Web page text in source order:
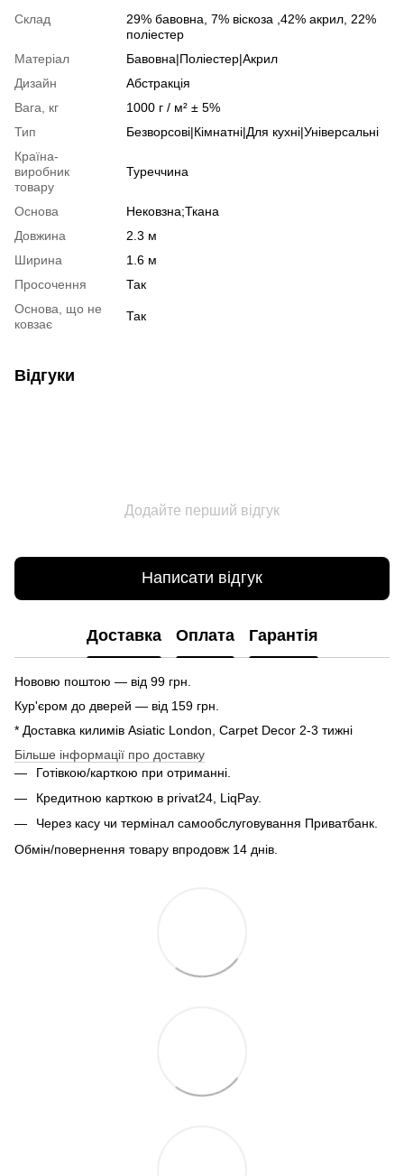
Склад
29% бавовна, 7% віскоза ,42% акрил, 22%
поліестер
Матеріал
Бавовна|Поліестер|Акрил
Дизайн
Абстракція
Вага, кг
1000 г / м² ± 5%
Тип
Безворсові|Кімнатні|Для кухні|Універсальні
Країна-
виробник
товару
Туреччина
Основа
Нековзна;Ткана
Довжина
2.3 м
Ширина
1.6 м
Просочення
Так
Основа, що не
ковзає
Так
Відгуки
Додайте перший відгук
Написати відгук
Доставка Оплата Гарантія
Нововю поштою — від 99 грн.
Кур'єром до дверей — від 159 грн.
* Доставка килимів Asiatic London, Carpet Decor 2-3 тижні
Більше інформації про доставку
Готівкою/карткою при отриманні.
Кредитною карткою в privat24, LiqPay.
Через касу чи термінал самообслуговування Приватбанк.
Обмін/повернення товару впродовж 14 днів.